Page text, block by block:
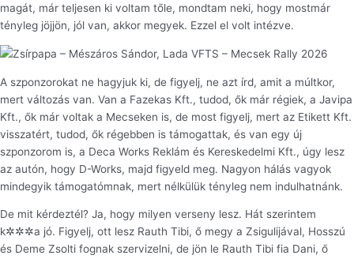
magát, már teljesen ki voltam tőle, mondtam neki, hogy mostmár
tényleg jöjjön, jól van, akkor megyek. Ezzel el volt intézve.
A szponzorokat ne hagyjuk ki, de figyelj, ne azt írd, amit a múltkor,
mert változás van. Van a Fazekas Kft., tudod, ők már régiek, a Javipa
Kft., ők már voltak a Mecseken is, de most figyelj, mert az Etikett Kft.
visszatért, tudod, ők régebben is támogattak, és van egy új
szponzorom is, a Deca Works Reklám és Kereskedelmi Kft., úgy lesz
az autón, hogy D-Works, majd figyeld meg. Nagyon hálás vagyok
mindegyik támogatómnak, mert nélkülük tényleg nem indulhatnánk.
De mit kérdeztél? Ja, hogy milyen verseny lesz. Hát szerintem
k✲✲✲a jó. Figyelj, ott lesz Rauth Tibi, ő megy a Zsigulijával, Hosszú
és Deme Zsolti fognak szervizelni, de jön le Rauth Tibi fia Dani, ő